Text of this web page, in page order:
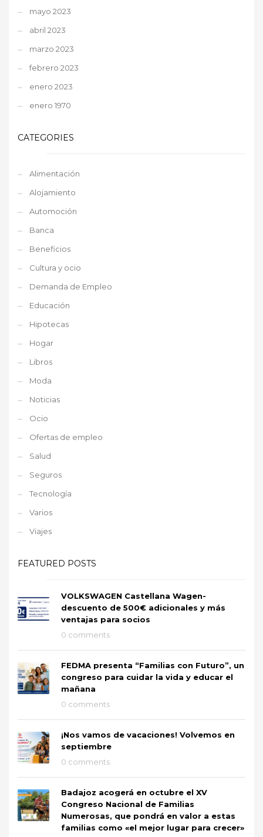
mayo 2023
abril 2023
marzo 2023
febrero 2023
enero 2023
enero 1970
CATEGORIES
Alimentación
Alojamiento
Automoción
Banca
Beneficios
Cultura y ocio
Demanda de Empleo
Educación
Hipotecas
Hogar
Libros
Moda
Noticias
Ocio
Ofertas de empleo
Salud
Seguros
Tecnología
Varios
Viajes
FEATURED POSTS
VOLKSWAGEN Castellana Wagen-
descuento de 500€ adicionales y más
ventajas para socios
0 comments
FEDMA presenta “Familias con Futuro”, un
congreso para cuidar la vida y educar el
mañana
0 comments
¡Nos vamos de vacaciones! Volvemos en
septiembre
0 comments
Badajoz acogerá en octubre el XV
Congreso Nacional de Familias
Numerosas, que pondrá en valor a estas
familias como «el mejor lugar para crecer»